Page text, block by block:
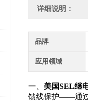
详细说明：
品牌
应用领域
一、 美国SEL继
馈线保护——通过